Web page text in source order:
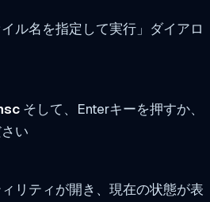
ル名を指定して実行」ダイアロ
そして、Enterキーを押すか、
い
リティが開き、現在の状態が表